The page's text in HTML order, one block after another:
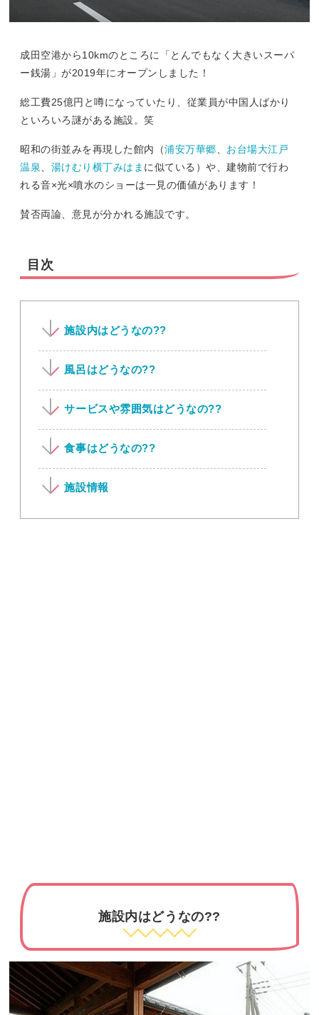
成田空港から10kmのところに「とんでもなく大きいスーパ
ー銭湯」が2019年にオープンしました！
総工費25億円と噂になっていたり、従業員が中国人ばかり
といろいろ謎がある施設。笑
昭和の街並みを再現した館内（浦安万華郷、 お台場大江戸
温泉、 湯けむり横丁みはま に似ている）や、建物前で行わ
れる音×光×噴水のショーは一見の価値があります！
賛否両論、意見が分かれる施設です。
目次
施設内はどうなの??
風呂はどうなの??
サービスや雰囲気はどうなの??
食事はどうなの??
施設情報
施設内はどうなの??